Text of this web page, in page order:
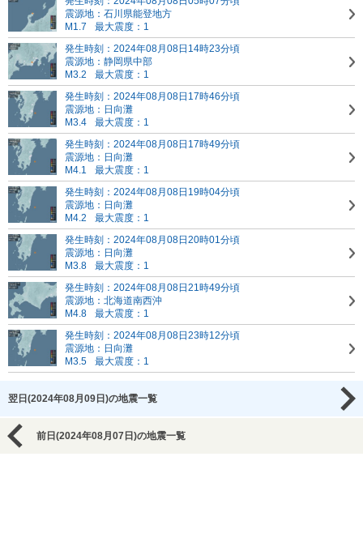
震源地：石川県能登地方
M1.7
最大震度：1
発生時刻：2024年08月08日14時23分頃
震源地：静岡県中部
M3.2
最大震度：1
発生時刻：2024年08月08日17時46分頃
震源地：日向灘
M3.4
最大震度：1
発生時刻：2024年08月08日17時49分頃
震源地：日向灘
M4.1
最大震度：1
発生時刻：2024年08月08日19時04分頃
震源地：日向灘
M4.2
最大震度：1
発生時刻：2024年08月08日20時01分頃
震源地：日向灘
M3.8
最大震度：1
発生時刻：2024年08月08日21時49分頃
震源地：北海道南西沖
M4.8
最大震度：1
発生時刻：2024年08月08日23時12分頃
震源地：日向灘
M3.5
最大震度：1
翌日(2024年08月09日)の地震一覧
前日(2024年08月07日)の地震一覧